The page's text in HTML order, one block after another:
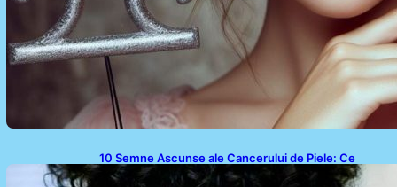
10 Semne Ascunse ale Cancerului de Piele: Ce
Trebuie să Știm pentru a Ne Proteja